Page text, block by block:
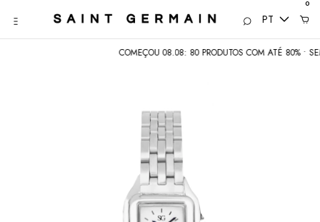
PT
0
COMEÇOU 08.08: 80 PRODUTOS COM ATÉ 80% •